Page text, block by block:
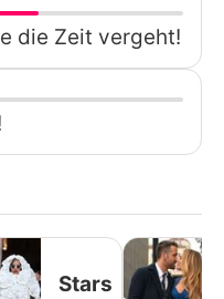
die Zeit vergeht!
Stars